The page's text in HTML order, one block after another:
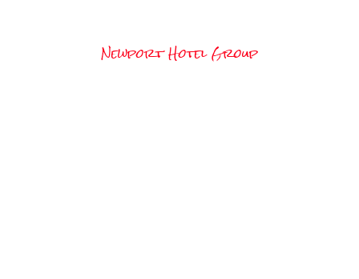
Newport Hotel Group
Ești pregătit să îți alegi